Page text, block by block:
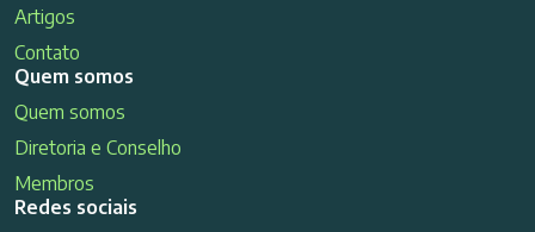
Artigos
Contato
Quem somos
Quem somos
Diretoria e Conselho
Membros
Redes sociais